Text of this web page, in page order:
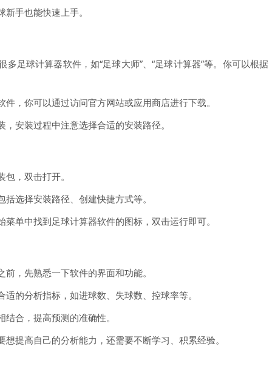
手也能快速上手。
足球计算器软件，如“足球大师”、“足球计算器”等。你可以根据
，你可以通过访问官方网站或应用商店进行下载。
安装过程中注意选择合适的安装路径。
，双击打开。
选择安装路径、创建快捷方式等。
单中找到足球计算器软件的图标，双击运行即可。
，先熟悉一下软件的界面和功能。
的分析指标，如进球数、失球数、控球率等。
合，提高预测的准确性。
提高自己的分析能力，还需要不断学习、积累经验。